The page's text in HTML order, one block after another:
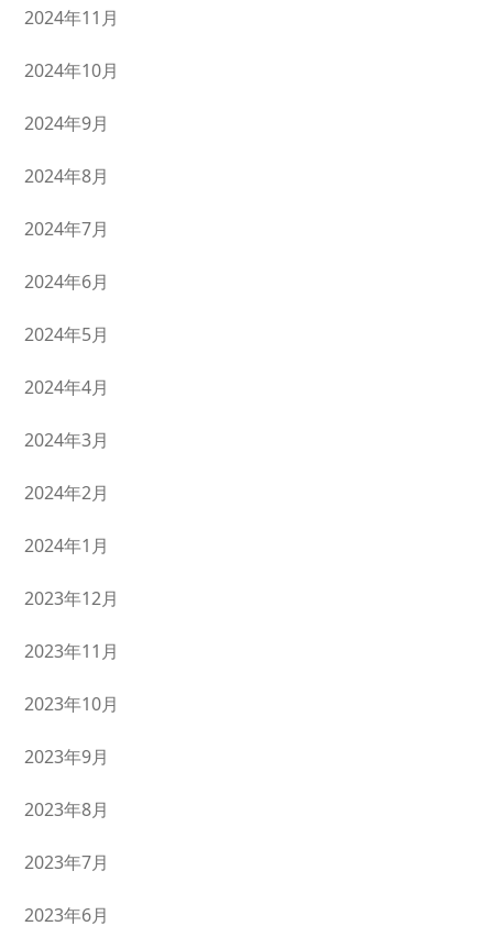
2024年11月
2024年10月
2024年9月
2024年8月
2024年7月
2024年6月
2024年5月
2024年4月
2024年3月
2024年2月
2024年1月
2023年12月
2023年11月
2023年10月
2023年9月
2023年8月
2023年7月
2023年6月